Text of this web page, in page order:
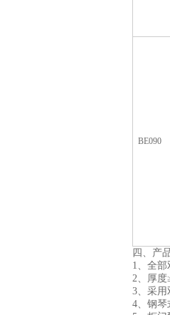
BE090
四、产
1、全
2、厚度
3、采用
4、钢琴